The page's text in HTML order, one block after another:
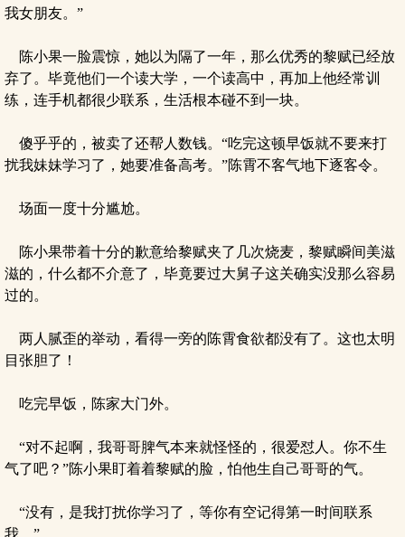
我女朋友。”
陈小果一脸震惊，她以为隔了一年，那么优秀的黎赋已经放
弃了。毕竟他们一个读大学，一个读高中，再加上他经常训
练，连手机都很少联系，生活根本碰不到一块。
傻乎乎的，被卖了还帮人数钱。“吃完这顿早饭就不要来打
扰我妹妹学习了，她要准备高考。”陈霄不客气地下逐客令。
场面一度十分尴尬。
陈小果带着十分的歉意给黎赋夹了几次烧麦，黎赋瞬间美滋
滋的，什么都不介意了，毕竟要过大舅子这关确实没那么容易
过的。
两人腻歪的举动，看得一旁的陈霄食欲都没有了。这也太明
目张胆了！
吃完早饭，陈家大门外。
“对不起啊，我哥哥脾气本来就怪怪的，很爱怼人。你不生
气了吧？”陈小果盯着着黎赋的脸，怕他生自己哥哥的气。
“没有，是我打扰你学习了，等你有空记得第一时间联系
我。”